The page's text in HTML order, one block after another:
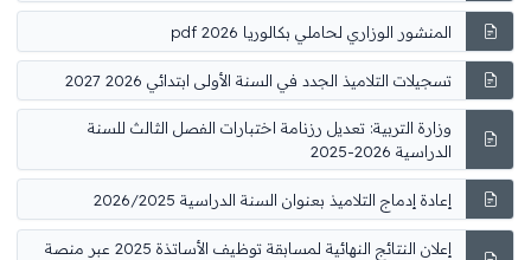
المنشور الوزاري لحاملي بكالوريا 2026 pdf
تسجيلات التلاميذ الجدد في السنة الأولى ابتدائي 2026 2027
وزارة التربية: تعديل رزنامة اختبارات الفصل الثالث للسنة
الدراسية 2026-2025
إعادة إدماج التلاميذ بعنوان السنة الدراسية 2026/2025
إعلان النتائج النهائية لمسابقة توظيف الأساتذة 2025 عبر منصة